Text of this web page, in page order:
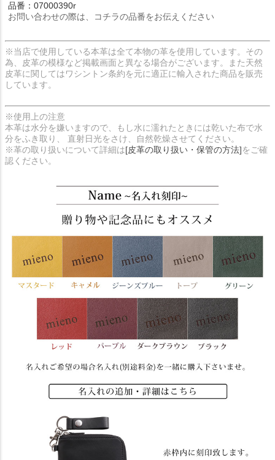
品番：07000390r
お問い合わせの際は、コチラの品番をお伝えください
※当店で使用している本革は全て本物の革を使用しています。その
為、皮革の模様など掲載画面と異なる場合がございます。また天然
皮革に関してはワシントン条約を元に適正に輸入された商品を販売
しています。
※使用上の注意
本革は水分を嫌いますので、もし水に濡れたときには乾いた布で水
分をふき取り、 直射日光をさけ、自然乾燥させてください。
※革の取り扱いについて詳細は[皮革の取り扱い・保管の方法]をご確
認ください。